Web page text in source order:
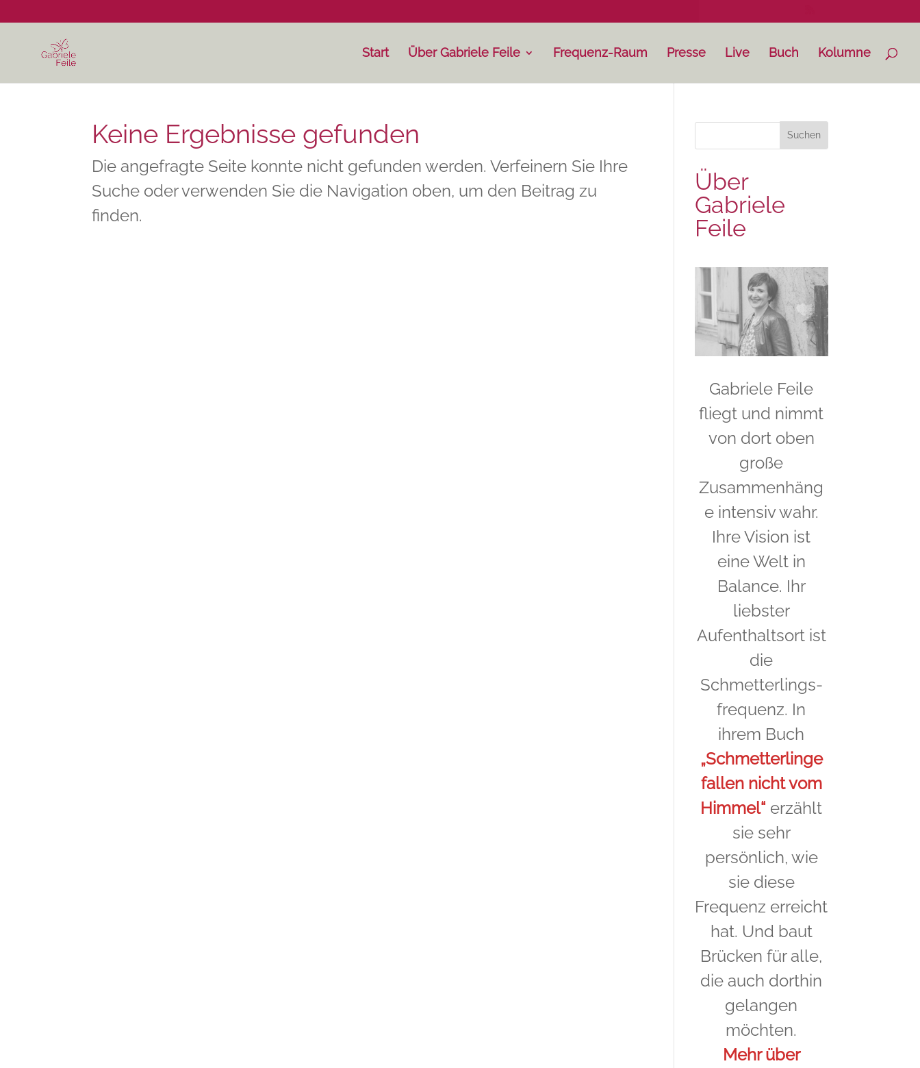
Start Über Gabriele Feile Frequenz-Raum Presse Live Buch Kolumne
Keine Ergebnisse gefunden
Die angefragte Seite konnte nicht gefunden werden. Verfeinern Sie Ihre
Suche oder verwenden Sie die Navigation oben, um den Beitrag zu
finden.
Über
Gabriele
Feile
Gabriele Feile
fliegt und nimmt
von dort oben
große
Zusammenhäng
e intensiv wahr.
Ihre Vision ist
eine Welt in
Balance. Ihr
liebster
Aufenthaltsort ist
die
Schmetterlings-
frequenz. In
ihrem Buch
„Schmetterlinge
fallen nicht vom
Himmel“ erzählt
sie sehr
persönlich, wie
sie diese
Frequenz erreicht
hat. Und baut
Brücken für alle,
die auch dorthin
gelangen
möchten.
Mehr über